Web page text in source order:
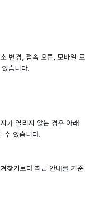
변경, 접속 오류, 모바일 로
습니다.
가 열리지 않는 경우 아래
수 있습니다.
찾기보다 최근 안내를 기준